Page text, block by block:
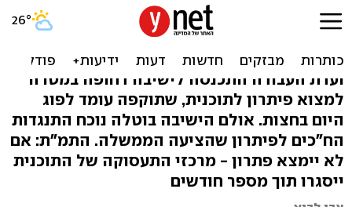
הסוף לתוכנית ויסקונסין -
היום יפוג תוקפה
ועדת העבודה התכנסה לישיבה דחופה במטרה
למצוא פיתרון לתוכנית, שתוקפה עומד לפוג
היום בחצות. אולם הישיבה בוטלה נוכח התנגדות
הח"כים לפיתרון שהציעה הממשלה. התמ"ת: אם
לא יימצא פתרון - מרכזי התעסוקה של התוכנית
ייסגרו תוך מספר חודשים